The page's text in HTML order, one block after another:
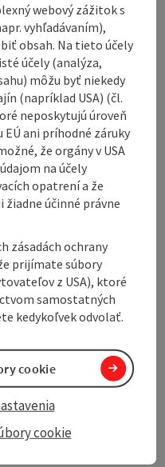
the Reisinger goods
and Hub to Krena,
the Gumpoltsberger inn
the route home
goods road through
and Gollnbach. Along
the starting point.
approx. 2 hours.
webový zážitok s
vyhľadávaním),
obsah. Na tieto účely
účely (analýza,
môžu byť niekedy
(napríklad USA) (čl.
neposkytujú úroveň
EÚ ani príhodné záruky
že orgány v USA
na účely
opatrení a že
účinné právne
zásadách ochrany
prijímate súbory
z USA), ktoré
samostatných
kedykoľvek odvolať.
cookie
cookie